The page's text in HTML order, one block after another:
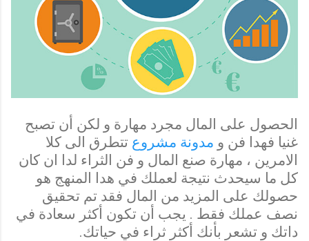
الحصول على المال مجرد مهارة و لكن أن تصبح
غنيا فهدا فن و مدونة مشروع تتطرق الى كلا
الامرين ، مهارة صنع المال و فن الثراء لدا ان كان
كل ما سيحدث نتيجة لعملك في هدا المنهج هو
حصولك على المزيد من المال فقد تم تحقيق
نصف عملك فقط . يجب أن تكون أكثر سعادة في
داتك و تشعر بأنك أكثر ثراء في حياتك.